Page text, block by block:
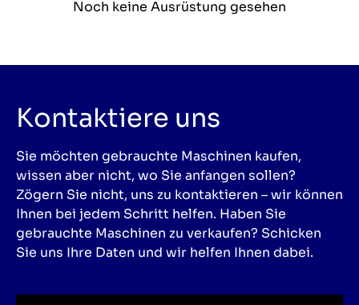
Noch keine Ausrüstung gesehen
Kontaktiere uns
Sie möchten gebrauchte Maschinen kaufen,
wissen aber nicht, wo Sie anfangen sollen?
Zögern Sie nicht, uns zu kontaktieren – wir können
Ihnen bei jedem Schritt helfen. Haben Sie
gebrauchte Maschinen zu verkaufen? Schicken
Sie uns Ihre Daten und wir helfen Ihnen dabei.